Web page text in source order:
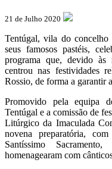
21 de Julho 2020
Tentúgal, vila do concelho
seus famosos pastéis,
programa que, devido às
centrou nas festividades
Rossio, de forma a garantir
Promovido pela equipa
Tentúgal e a comissão de
Litúrgico da Imaculada
novena preparatória,
Santíssimo
homenagearam com